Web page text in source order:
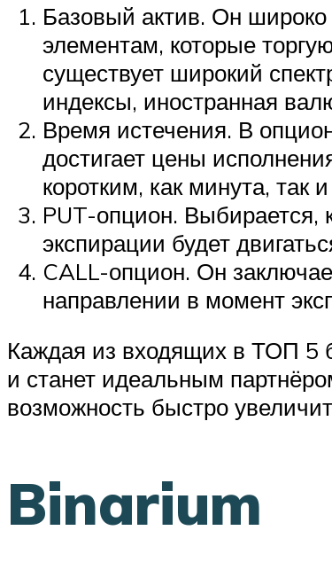
Базовый актив. Он широко
элементам, которые
существует широкий
индексы, иностранная
Время истечения. В
достигает цены
коротким, как минута,
PUT-опцион. Выбирается,
экспирации будет
CALL-опцион. Он
направлении в момент
Каждая из входящих в ТОП 5
и станет идеальным
возможность быстро
Binarium